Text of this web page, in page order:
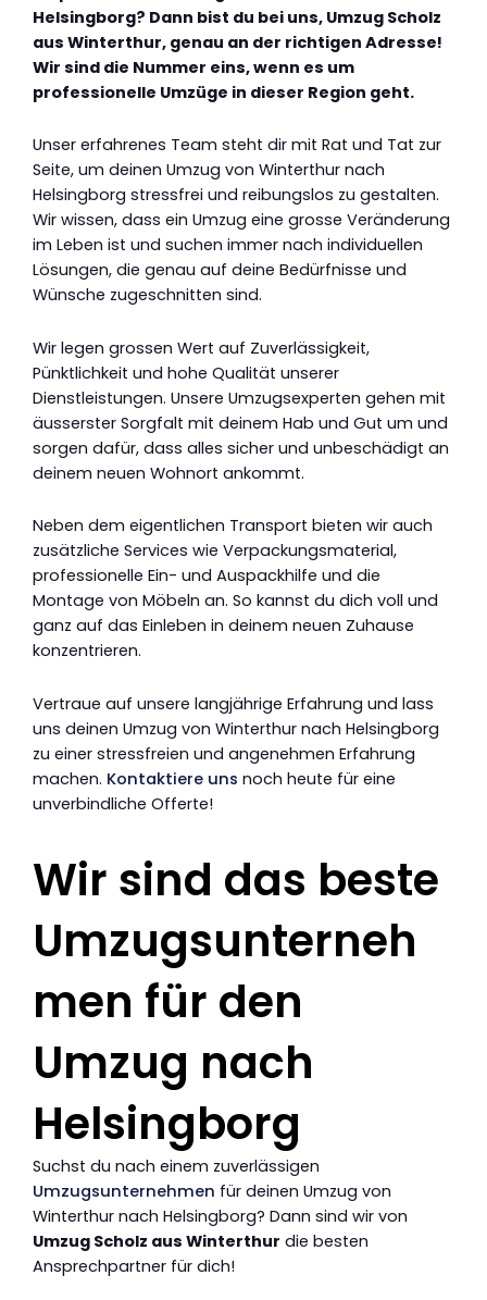
Helsingborg? Dann bist du bei uns, Umzug Scholz
aus Winterthur, genau an der richtigen Adresse!
Wir sind die Nummer eins, wenn es um
professionelle Umzüge in dieser Region geht.
Unser erfahrenes Team steht dir mit Rat und Tat zur
Seite, um deinen Umzug von Winterthur nach
Helsingborg stressfrei und reibungslos zu gestalten.
Wir wissen, dass ein Umzug eine grosse Veränderung
im Leben ist und suchen immer nach individuellen
Lösungen, die genau auf deine Bedürfnisse und
Wünsche zugeschnitten sind.
Wir legen grossen Wert auf Zuverlässigkeit,
Pünktlichkeit und hohe Qualität unserer
Dienstleistungen. Unsere Umzugsexperten gehen mit
äusserster Sorgfalt mit deinem Hab und Gut um und
sorgen dafür, dass alles sicher und unbeschädigt an
deinem neuen Wohnort ankommt.
Neben dem eigentlichen Transport bieten wir auch
zusätzliche Services wie Verpackungsmaterial,
professionelle Ein- und Auspackhilfe und die
Montage von Möbeln an. So kannst du dich voll und
ganz auf das Einleben in deinem neuen Zuhause
konzentrieren.
Vertraue auf unsere langjährige Erfahrung und lass
uns deinen Umzug von Winterthur nach Helsingborg
zu einer stressfreien und angenehmen Erfahrung
machen. Kontaktiere uns noch heute für eine
unverbindliche Offerte!
Wir sind das beste
Umzugsunterneh
men für den
Umzug nach
Helsingborg
Suchst du nach einem zuverlässigen
Umzugsunternehmen für deinen Umzug von
Winterthur nach Helsingborg? Dann sind wir von
Umzug Scholz aus Winterthur die besten
Ansprechpartner für dich!